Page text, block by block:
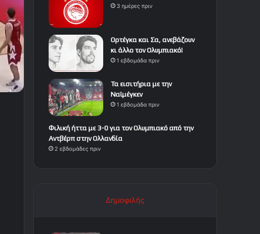
3 ημέρες πριν
Ορτέγκα και Σα, ανεβάζουν
κι άλλο τον Ολυμπιακό!
1 εβδομάδα πριν
Τα εισιτήρια με την
Ναϊμέγκεν
1 εβδομάδα πριν
Φιλική ήττα με 3-0 για τον Ολυμπιακό από την
Αντβέρπ στην Ολλανδία
2 εβδομάδες πριν
Δημοφιλής